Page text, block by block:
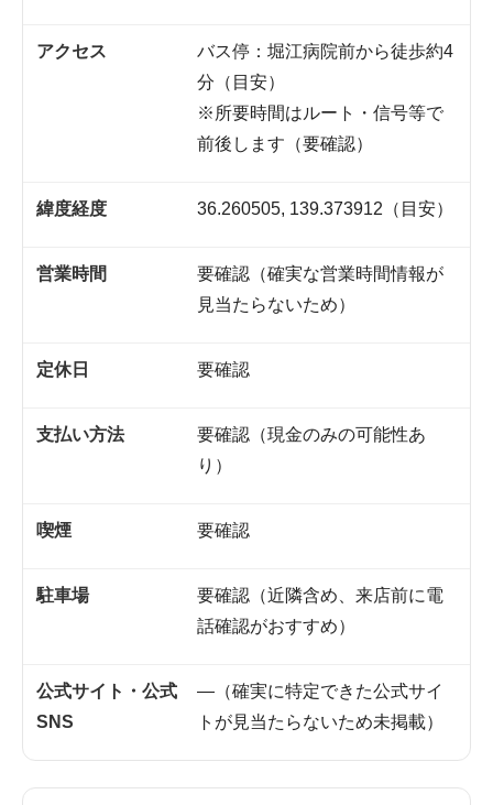
アクセス
バス停：堀江病院前から徒歩約4
分（目安）
※所要時間はルート・信号等で
前後します（要確認）
緯度経度 36.260505, 139.373912（目安）
営業時間
要確認（確実な営業時間情報が
見当たらないため）
定休日 要確認
支払い方法
要確認（現金のみの可能性あ
り）
喫煙 要確認
駐車場
要確認（近隣含め、来店前に電
話確認がおすすめ）
公式サイト・公式
SNS
—（確実に特定できた公式サイ
トが見当たらないため未掲載）